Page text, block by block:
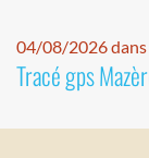
04/08/2026
Tracé gps